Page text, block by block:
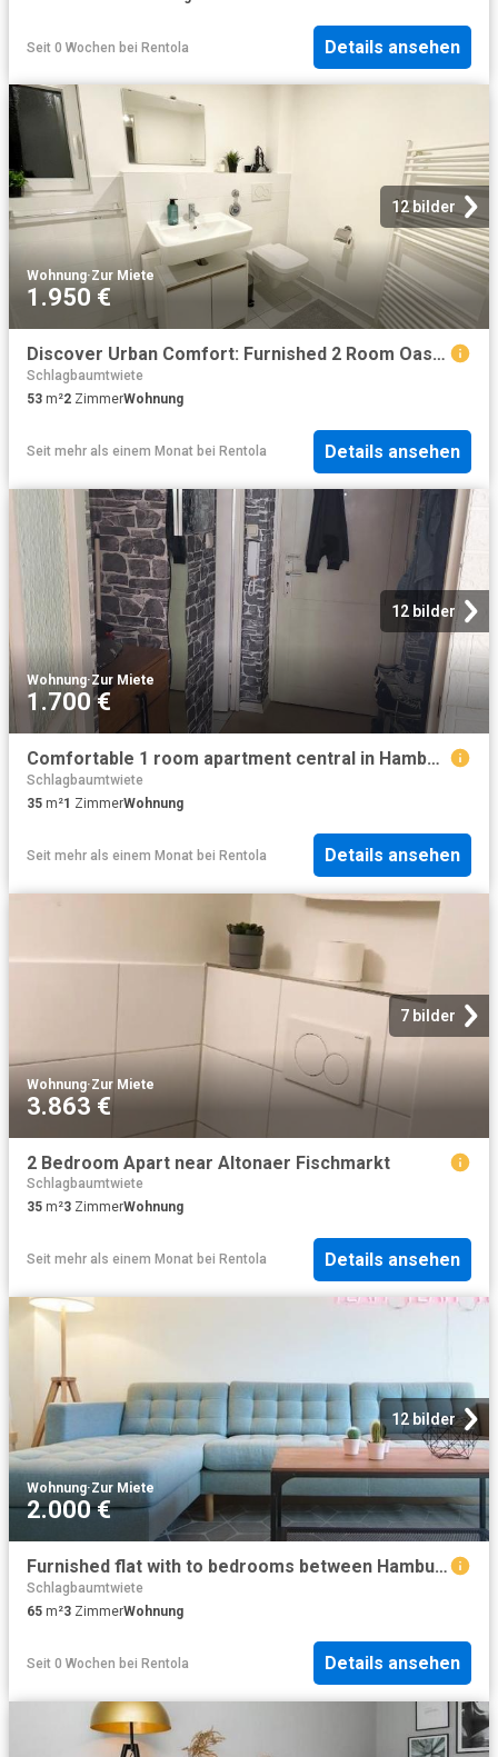
Seit 0 Wochen bei Rentola Details ansehen
12 bilder
Wohnung·Zur Miete
1.950 €
Discover Urban Comfort: Furnished 2 Room Oasis in the Heart of St. Pauli, Hamburg!
Schlagbaumtwiete
53 m²2 ZimmerWohnung
Seit mehr als einem Monat bei Rentola Details ansehen
12 bilder
Wohnung·Zur Miete
1.700 €
Comfortable 1 room apartment central in Hamburg Altona
Schlagbaumtwiete
35 m²1 ZimmerWohnung
Seit mehr als einem Monat bei Rentola Details ansehen
7 bilder
Wohnung·Zur Miete
3.863 €
2 Bedroom Apart near Altonaer Fischmarkt
Schlagbaumtwiete
35 m²3 ZimmerWohnung
Seit mehr als einem Monat bei Rentola Details ansehen
12 bilder
Wohnung·Zur Miete
2.000 €
Furnished flat with to bedrooms between Hamburg Altona and St. Pauli
Schlagbaumtwiete
65 m²3 ZimmerWohnung
Seit 0 Wochen bei Rentola Details ansehen